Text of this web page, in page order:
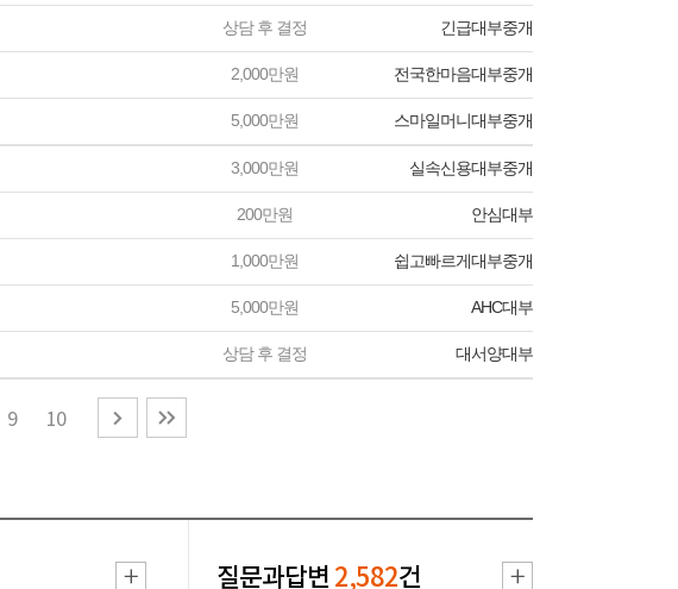
상담 후 결정 긴급대부중개
2,000만원 전국한마음대부중개
5,000만원 스마일머니대부중개
3,000만원 실속신용대부중개
200만원 안심대부
1,000만원 쉽고빠르게대부중개
5,000만원 AHC대부
상담 후 결정 대서양대부
9 10
질문과답변 2,582건